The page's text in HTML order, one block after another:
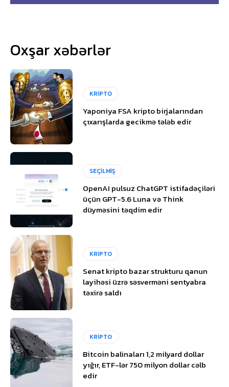
Oxşar xəbərlər
KRİPTO
Yaponiya FSA kripto birjalarından
çıxarışlarda gecikmə tələb edir
SEÇİLMİŞ
OpenAI pulsuz ChatGPT istifadəçiləri
üçün GPT-5.6 Luna və Think
düyməsini təqdim edir
KRİPTO
Senat kripto bazar strukturu qanun
layihəsi üzrə səsverməni sentyabra
təxirə saldı
KRİPTO
Bitcoin balinaları 1,2 milyard dollar
yığır, ETF-lər 750 milyon dollar cəlb
edir